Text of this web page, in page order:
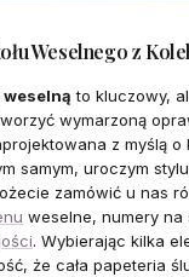
Weselnego z
to kluczowy,
wymarzoną
z myślą o
samym, uroczym
zamówić u nas
weselne, numery na
. Wybierając kilka
że cała papeteria